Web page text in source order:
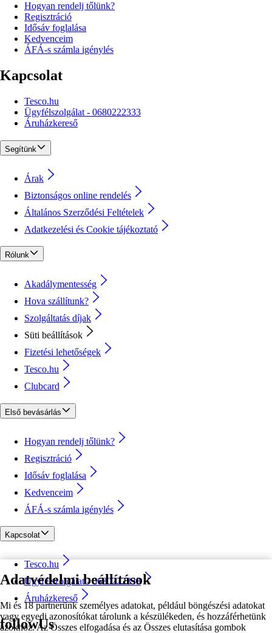
Adatvédelmi beállítások
Mi és 18 partnerünk személyes adatokat, például böngészési adatokat
vagy egyedi azonosítókat tárolunk a készülékeden, és hozzáférhetünk
azokhoz. Az Összes elfogadása és az Összes elutasítása gombok
Hogyan rendelj tőlünk?
Regisztráció
Idősáv foglalása
Kedvenceim
ÁFÁ-s számla igénylés
Kapcsolat
Tesco.hu
Ügyfélszolgálat - 0680222333
Áruházkereső
Segítünk
Árak
Biztonságos online rendelés
Általános Szerződési Feltételek
Adatkezelési és Cookie tájékoztató
Rólunk
Akadálymentesség
Hova szállítunk?
Szolgáltatás díjak
Süti beállítások
Fizetési lehetőségek
Tesco.hu
Clubcard
Első bevásárlás
Hogyan rendelj tőlünk?
Regisztráció
Idősáv foglalása
Kedvenceim
ÁFÁ-s számla igénylés
Kapcsolat
Tesco.hu
Ügyfélszolgálat - 0680222333
Áruházkereső
followUs